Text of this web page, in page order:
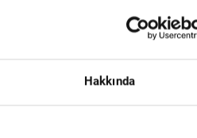
Hakkında